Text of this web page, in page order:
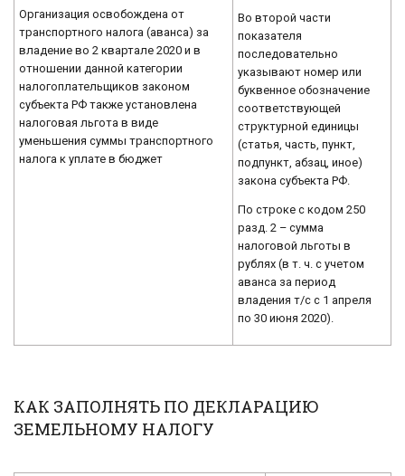
Организация освобождена от
транспортного налога (аванса) за
владение во 2 квартале 2020 и в
отношении данной категории
налогоплательщиков законом
субъекта РФ также установлена
налоговая льгота в виде
уменьшения суммы транспортного
налога к уплате в бюджет
Во второй части
показателя
последовательно
указывают номер или
буквенное обозначение
соответствующей
структурной единицы
(статья, часть, пункт,
подпункт, абзац, иное)
закона субъекта РФ.
По строке с кодом 250
разд. 2 – сумма
налоговой льготы в
рублях (в т. ч. с учетом
аванса за период
владения т/с с 1 апреля
по 30 июня 2020).
КАК ЗАПОЛНЯТЬ ПО ДЕКЛАРАЦИЮ
ЗЕМЕЛЬНОМУ НАЛОГУ